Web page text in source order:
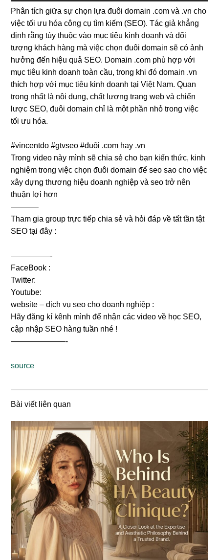
Phân tích giữa sự chọn lựa đuôi domain .com và .vn cho
việc tối ưu hóa công cụ tìm kiếm (SEO). Tác giả khẳng
định rằng tùy thuộc vào mục tiêu kinh doanh và đối
tượng khách hàng mà việc chọn đuôi domain sẽ có ảnh
hưởng đến hiệu quả SEO. Domain .com phù hợp với
mục tiêu kinh doanh toàn cầu, trong khi đó domain .vn
thích hợp với mục tiêu kinh doanh tại Việt Nam. Quan
trọng nhất là nội dung, chất lượng trang web và chiến
lược SEO, đuôi domain chỉ là một phần nhỏ trong việc
tối ưu hóa.
#vincentdo #gtvseo #đuôi .com hay .vn
Trong video này mình sẽ chia sẻ cho bạn kiến thức, kinh
nghiệm trong việc chọn đuôi domain để seo sao cho việc
xây dựng thương hiệu doanh nghiệp và seo trở nên
thuận lợi hơn
———–
Tham gia group trực tiếp chia sẻ và hỏi đáp về tất tần tật
SEO tại đây :
—————-
FaceBook :
Twitter:
Youtube:
website – dịch vụ seo cho doanh nghiệp :
Hãy đăng kí kênh mình để nhận các video về học SEO,
cập nhập SEO hàng tuần nhé !
———————-
source
Bài viết liên quan